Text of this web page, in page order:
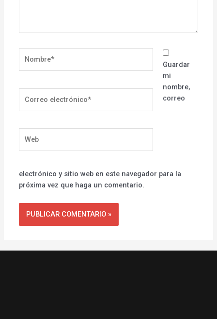
electrónico*
Guardar
mi
nombre,
correo
electrónico y sitio web en este navegador para la
próxima vez que haga un comentario.